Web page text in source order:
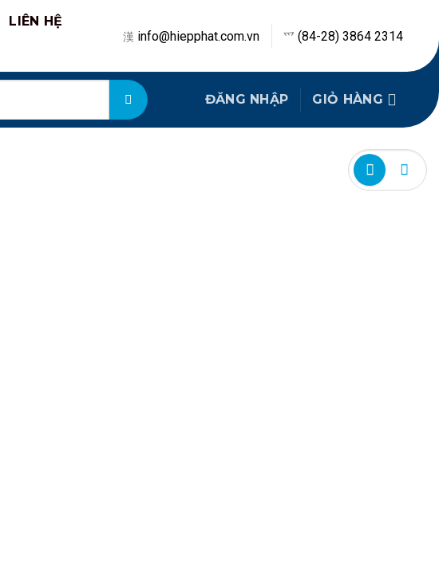
LIÊN HỆ
info@hiepphat.com.vn (84-28) 3864 2314
ĐĂNG NHẬP GIỎ HÀNG